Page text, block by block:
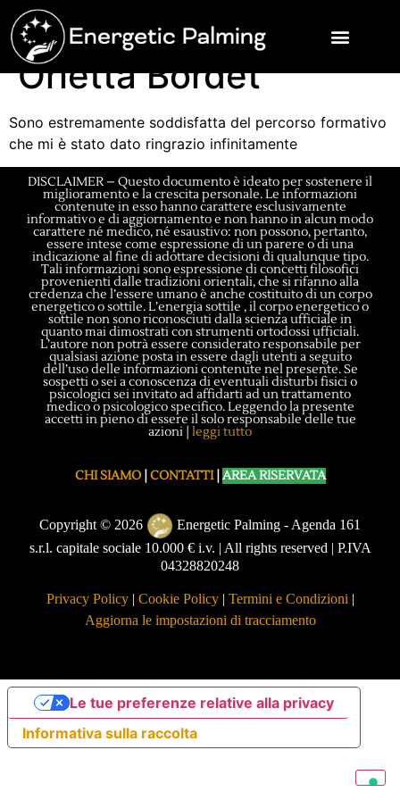
Orietta Bordet
Sono estremamente soddisfatta del percorso formativo
che mi è stato dato ringrazio infinitamente
DISCLAIMER – Questo documento è ideato per sostenere il
miglioramento e la crescita personale. Le informazioni
contenute in esso hanno carattere esclusivamente
informativo e di aggiornamento e non hanno in alcun modo
carattere né medico, né esaustivo: non possono, pertanto,
essere intese come espressione di un parere o di una
indicazione al fine di adottare decisioni di qualunque tipo.
Tali informazioni sono espressione di concetti filosofici
provenienti dalle tradizioni orientali, che si rifanno alla
credenza che l’essere umano è anche costituito di un corpo
energetico o sottile. L’energia sottile , il corpo energetico o
sottile non sono riconosciuti dalla scienza ufficiale in
quanto mai dimostrati con strumenti ortodossi ufficiali.
L’autore non potrà essere considerato responsabile per
qualsiasi azione posta in essere dagli utenti a seguito
dell’uso delle informazioni contenute nel presente. Se
sospetti o sei a conoscenza di eventuali disturbi fisici o
psicologici sei invitato ad affidarti ad un trattamento
medico o psicologico specifico. Leggendo la presente
accetti in pieno di essere il solo responsabile delle tue
azioni | leggi tutto
CHI SIAMO| CONTATTI| AREA RISERVATA
Copyright © 2026
Energetic Palming - Agenda 161
s.r.l. capitale sociale 10.000 € i.v. | All rights reserved | P.IVA
04328820248
Privacy Policy| Cookie Policy| Termini e Condizioni |
Aggiorna le impostazioni di tracciamento
Informativa sulla raccolta
Le tue preferenze relative alla privacy